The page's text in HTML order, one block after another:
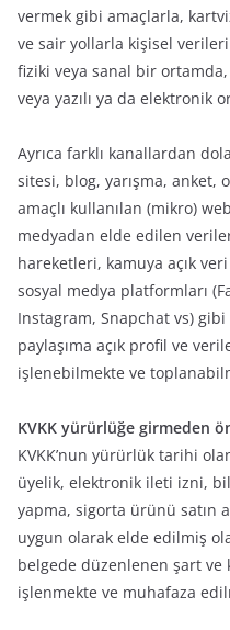
vermek gibi amaçlarla,
ve sair yollarla kişisel
fiziki veya sanal bir
veya yazılı ya da elektronik
Ayrıca farklı kanallardan
sitesi, blog, yarışma, anket,
amaçlı kullanılan (mikro)
medyadan elde edilen
hareketleri, kamuya açık
sosyal medya platformları
Instagram, Snapchat vs)
paylaşıma açık profil ve
işlenebilmekte ve
KVKK yürürlüğe girmeden
KVKK’nun yürürlük tarihi
üyelik, elektronik ileti izni,
yapma, sigorta ürünü satın
uygun olarak elde edilmiş
belgede düzenlenen şart ve
işlenmekte ve muhafaza